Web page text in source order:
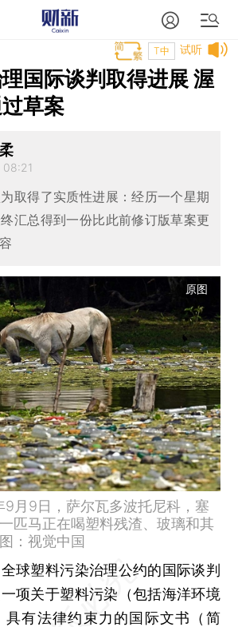
试听
T中
国际谈判取得进展 渥
草案
取得了实质性进展：经历一个星期
汇总得到一份比此前修订版草案更
原图
月9日，萨尔瓦多波托尼科，塞
匹马正在喝塑料残渣、玻璃和其
：视觉中国
全球塑料污染治理公约的国际谈判
项关于塑料污染（包括海洋环境
具有法律约束力的国际文书（简